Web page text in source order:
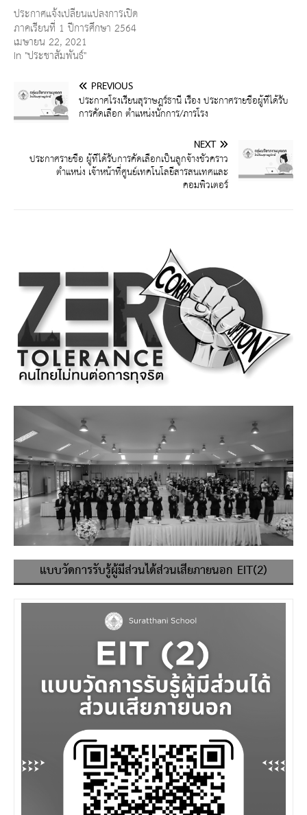
ประกาศแจ้งเปลี่ยนแปลงการเปิด
ภาคเรียนที่ 1 ปีการศึกษา 2564
เมษายน 22, 2021
In "ประชาสัมพันธ์"
PREVIOUS
ประกาศโรงเรียนสุราษฎร์ธานี เรื่อง ประกาศรายชื่อผู้ที่ได้รับ
การคัดเลือก ตำแหน่งนักการ/ภารโรง
NEXT
ประกาศรายชื่อ ผู้ที่ได้รับการคัดเลือกเป็นลูกจ้างชั่วคราว
ตำแหน่ง เจ้าหน้าที่ศูนย์เทคโนโลยีสารสนเทศและ
คอมพิวเตอร์
แบบวัดการรับรู้ผู้มีส่วนได้ส่วนเสียภายนอก EIT(2)